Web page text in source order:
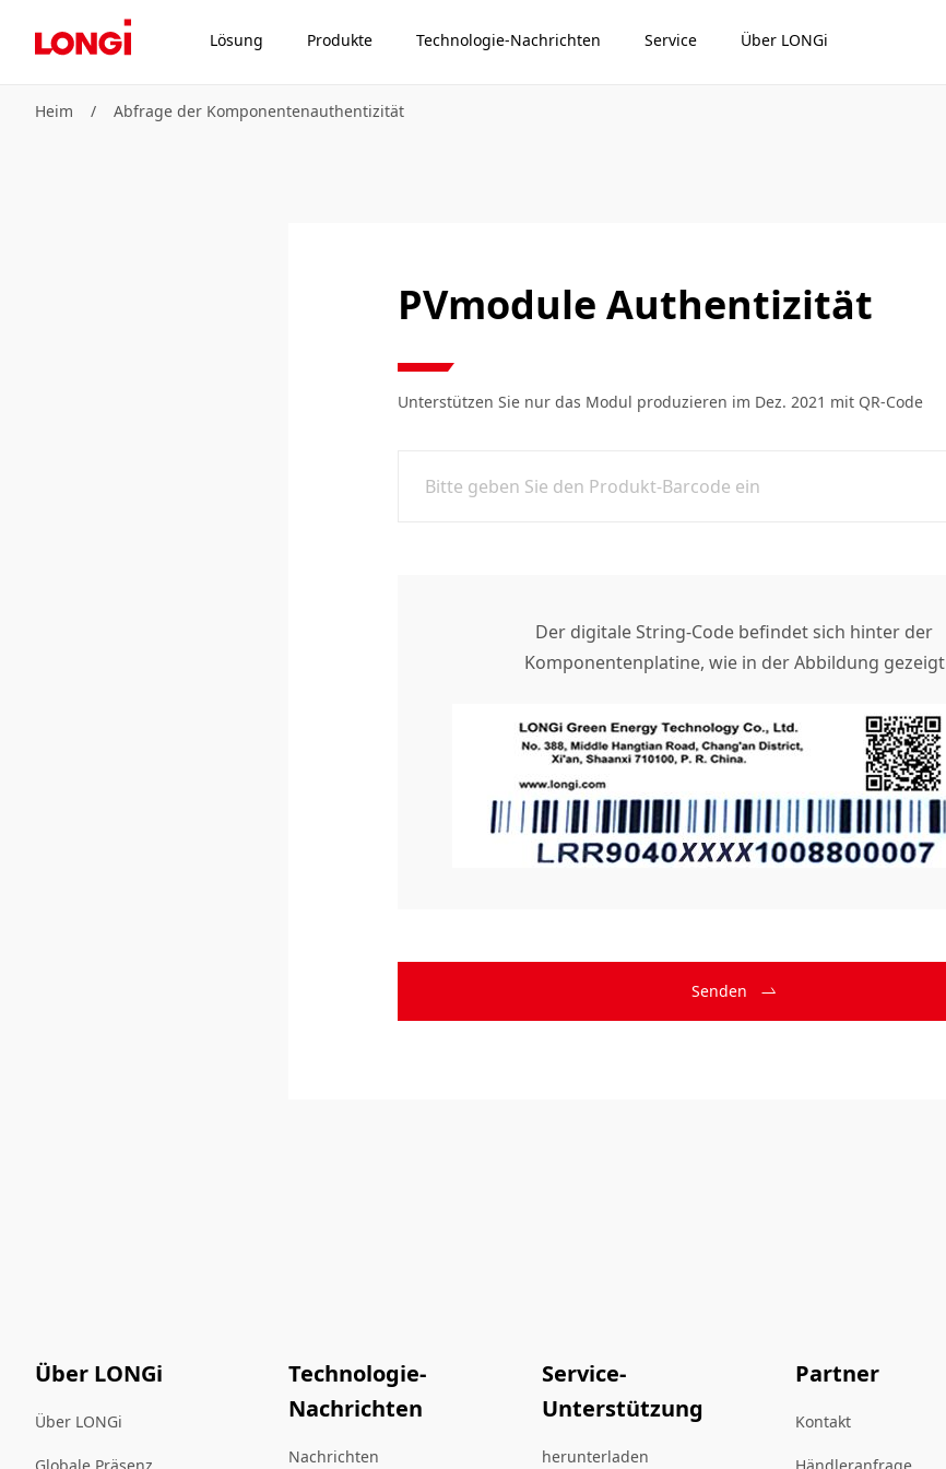
Lösung Produkte Technologie-Nachrichten Service Über LONGi
Heim / Abfrage der Komponentenauthentizität
PVmodule Authentizität
Unterstützen Sie nur das Modul produzieren im Dez. 2021 mit QR-Code
Der digitale String-Code befindet sich hinter der
Komponentenplatine, wie in der Abbildung gezeigt
Senden
Über LONGi
Über LONGi
Technologie-
Nachrichten
Nachrichten
Service-
Unterstützung
herunterladen
Partner
Kontakt